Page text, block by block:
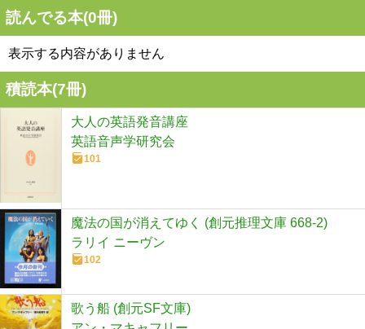
読んでる本(0冊)
表示する内容がありません
積読本(7冊)
大人の英語発音講座
英語音声学研究会
101
魔法の国が消えてゆく (創元推理文庫 668-2)
ラリイ ニーヴン
102
歌う船 (創元SF文庫)